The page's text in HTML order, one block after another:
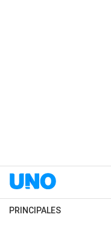
PRINCIPALES